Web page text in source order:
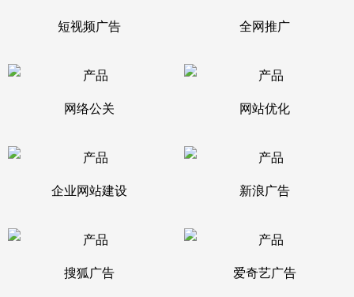
短视频广告 全网推广
网络公关 网站优化
企业网站建设 新浪广告
搜狐广告 爱奇艺广告